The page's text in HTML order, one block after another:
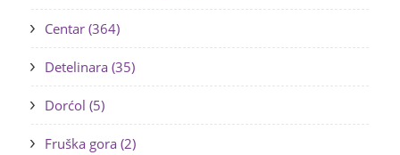
Centar (364)
Detelinara (35)
Dorćol (5)
Fruška gora (2)